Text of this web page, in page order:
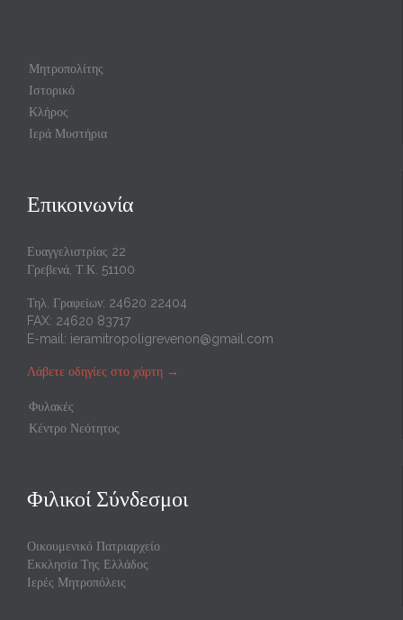
Μητροπολίτης
Ιστορικό
Κλήρος
Ιερά Μυστήρια
Επικοινωνία
Ευαγγελιστρίας 22
Γρεβενά, Τ.Κ. 51100
Τηλ. Γραφείων: 24620 22404
FAX: 24620 83717
E-mail: ieramitropoligrevenon@gmail.com
Λάβετε οδηγίες στο χάρτη →
Φυλακές
Κέντρο Νεότητος
Φιλικοί Σύνδεσμοι
Οικουμενικό Πατριαρχείο
Εκκλησία Της Ελλάδος
Ιερές Μητροπόλεις